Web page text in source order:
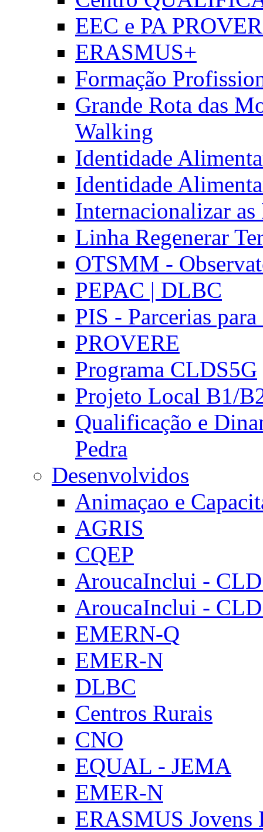
EEC e PA
ERASMUS+
Formação
Grande Rota das
Walking
Identidade
Identidade
Internacionalizar
Linha Regenerar
OTSMM -
PEPAC | DLBC
PIS - Parcerias
PROVERE
Programa CLDS5G
Projeto Local B1/
Qualificação e
Pedra
Desenvolvidos
Animaçao e
AGRIS
CQEP
AroucaInclui -
AroucaInclui -
EMERN-Q
EMER-N
DLBC
Centros Rurais
CNO
EQUAL - JEMA
EMER-N
ERASMUS Jovens